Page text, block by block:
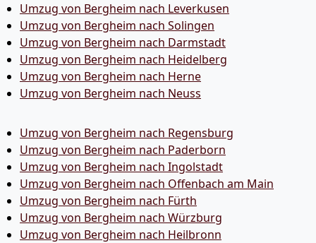
Umzug von Bergheim nach Leverkusen
Umzug von Bergheim nach Solingen
Umzug von Bergheim nach Darmstadt
Umzug von Bergheim nach Heidelberg
Umzug von Bergheim nach Herne
Umzug von Bergheim nach Neuss
Umzug von Bergheim nach Regensburg
Umzug von Bergheim nach Paderborn
Umzug von Bergheim nach Ingolstadt
Umzug von Bergheim nach Offenbach am Main
Umzug von Bergheim nach Fürth
Umzug von Bergheim nach Würzburg
Umzug von Bergheim nach Heilbronn